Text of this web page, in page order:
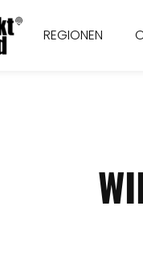
REGIONEN